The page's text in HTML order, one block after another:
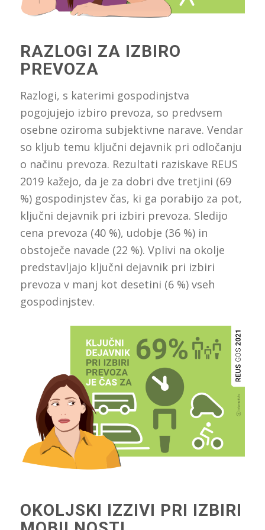
RAZLOGI ZA IZBIRO
PREVOZA
Razlogi, s katerimi gospodinjstva
pogojujejo izbiro prevoza, so predvsem
osebne oziroma subjektivne narave. Vendar
so kljub temu ključni dejavnik pri odločanju
o načinu prevoza. Rezultati raziskave REUS
2019 kažejo, da je za dobri dve tretjini (69
%) gospodinjstev čas, ki ga porabijo za pot,
ključni dejavnik pri izbiri prevoza. Sledijo
cena prevoza (40 %), udobje (36 %) in
obstoječe navade (22 %). Vplivi na okolje
predstavljajo ključni dejavnik pri izbiri
prevoza v manj kot desetini (6 %) vseh
gospodinjstev.
OKOLJSKI IZZIVI PRI IZBIRI